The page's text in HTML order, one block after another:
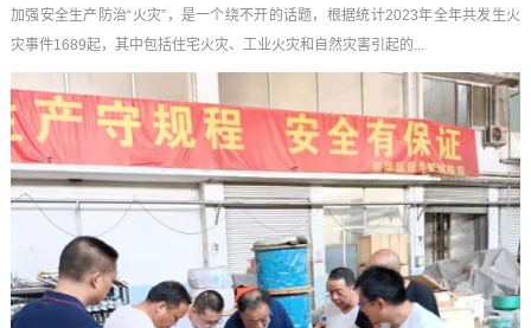
加强安全生产防治“火灾”，是一个绕不开的话题，根据统计2023年全年共发生火
灾事件1689起，其中包括住宅火灾、工业火灾和自然灾害引起的...